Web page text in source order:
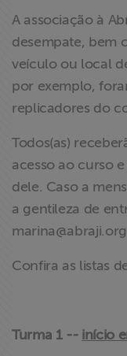
A associação à
desempate, bem
veículo ou local
por exemplo,
replicadores do
Todos(as)
acesso ao curso
dele. Caso a
a gentileza de
Confira as listas
Turma 1 -- início